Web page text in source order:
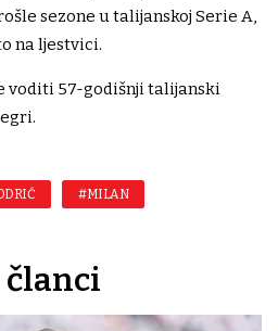
sezone u talijanskoj Serie A,
na ljestvici.
voditi 57-godišnji talijanski
#MILAN
članci